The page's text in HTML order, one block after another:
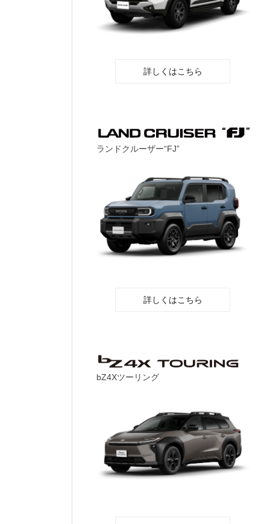
詳しくはこちら
ランドクルーザー“FJ”
詳しくはこちら
bZ4Xツーリング